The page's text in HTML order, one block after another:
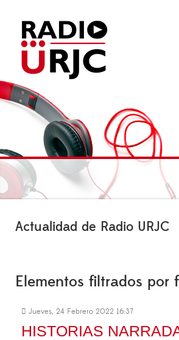
Actualidad de Radio URJC
Elementos filtrados por
Jueves, 24 Febrero 2022 16:37
HISTORIAS